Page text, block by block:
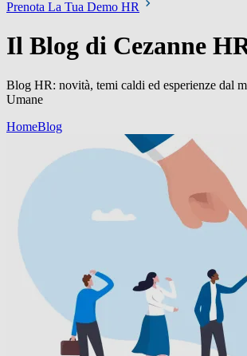
Prenota La Tua Demo HR
Il Blog di Cezanne
Blog HR: novità, temi caldi ed esperienze dal
Umane
HomeBlog